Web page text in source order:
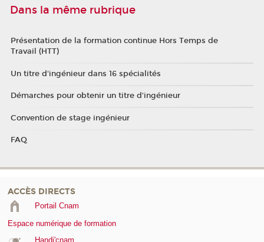
Dans la même rubrique
Présentation de la formation continue Hors Temps de
Travail (HTT)
Un titre d'ingénieur dans 16 spécialités
Démarches pour obtenir un titre d'ingénieur
Convention de stage ingénieur
FAQ
ACCÈS DIRECTS
Portail Cnam
Espace numérique de formation
Handi'cnam